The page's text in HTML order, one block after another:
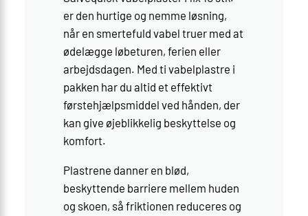
er den hurtige og nemme løsning,
når en smertefuld vabel truer med at
ødelægge løbeturen, ferien eller
arbejdsdagen. Med ti vabelplastre i
pakken har du altid et effektivt
førstehjælpsmiddel ved hånden, der
kan give øjeblikkelig beskyttelse og
komfort.
Plastrene danner en blød,
beskyttende barriere mellem huden
og skoen, så friktionen reduceres og